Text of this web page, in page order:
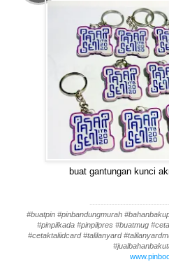
buat gantungan kunci
#buatpin #pinbandungmurah
#pinpilkada #pinpilpres #buatmug
#cetaktaliidcard #talilanyard